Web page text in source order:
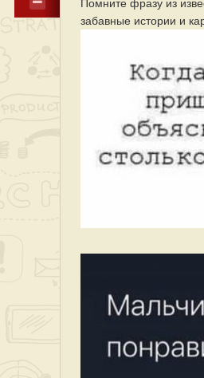
Помните фразу из
забавные истории и